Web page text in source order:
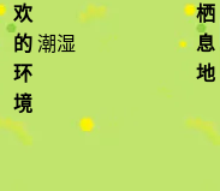
欢
的
环
境
潮湿
栖
息
地